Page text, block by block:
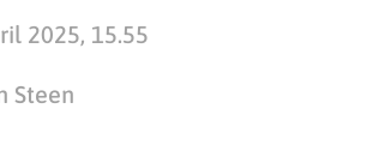
2025, 15.55
Steen